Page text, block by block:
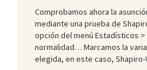
Comprobamos ahora la
mediante una prueba de
opción del menú Estadísticos
normalidad… Marcamos la
elegida, en este caso, Shapiro-